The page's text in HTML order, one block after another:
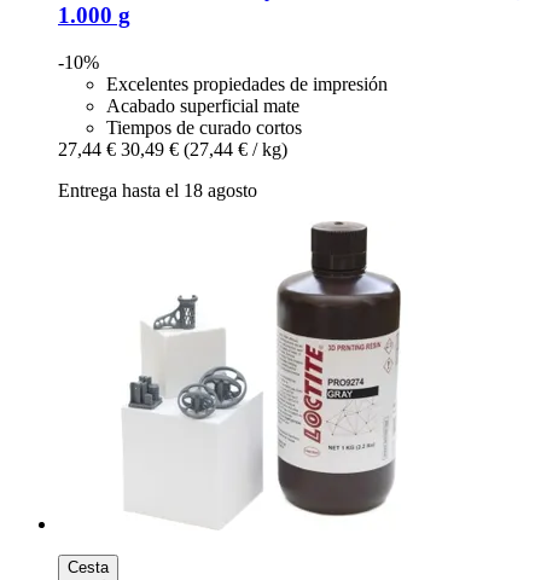
1.000 g
-10%
Excelentes propiedades de impresión
Acabado superficial mate
Tiempos de curado cortos
27,44 € 30,49 € (27,44 € / kg)
Entrega hasta el 18 agosto
Cesta